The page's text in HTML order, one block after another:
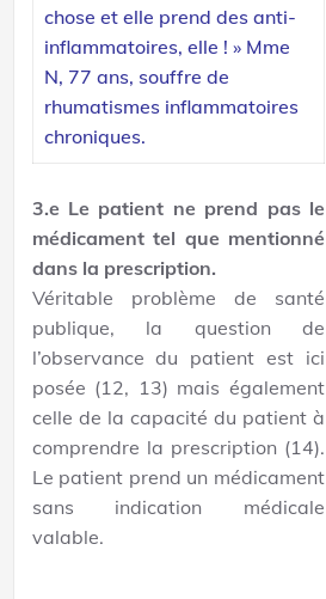
chose et elle prend des anti-
inflammatoires, elle ! » Mme
N, 77 ans, souffre de
rhumatismes inflammatoires
chroniques.
3.e Le patient ne prend pas le
médicament tel que mentionné
dans la prescription.
Véritable problème de santé
publique, la question de
l’observance du patient est ici
posée (12, 13) mais également
celle de la capacité du patient à
comprendre la prescription (14).
Le patient prend un médicament
sans indication médicale
valable.